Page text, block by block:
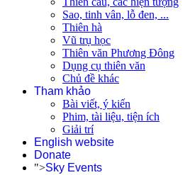
Sao, tinh vân, lỗ đen, ...
Thiên hà
Vũ trụ học
Thiên văn Phương Đông
Dụng cụ thiên văn
Chủ đề khác
Tham khảo
Bài viết, ý kiến
Phim, tài liệu, tiện ích
Giải trí
English website
Donate
">Sky Events